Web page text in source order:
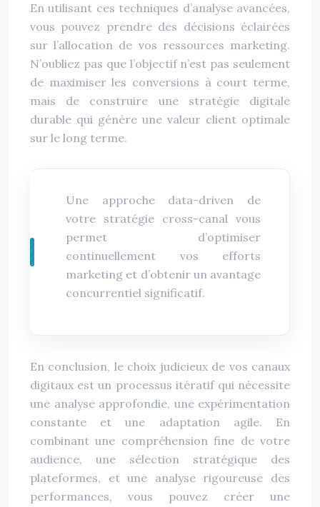
En utilisant ces techniques d’analyse avancées,
vous pouvez prendre des décisions éclairées
sur l’allocation de vos ressources marketing.
N’oubliez pas que l’objectif n’est pas seulement
de maximiser les conversions à court terme,
mais de construire une stratégie digitale
durable qui génère une valeur client optimale
sur le long terme.
Une approche data-driven de
votre stratégie cross-canal vous
permet d’optimiser
continuellement vos efforts
marketing et d’obtenir un avantage
concurrentiel significatif.
En conclusion, le choix judicieux de vos canaux
digitaux est un processus itératif qui nécessite
une analyse approfondie, une expérimentation
constante et une adaptation agile. En
combinant une compréhension fine de votre
audience, une sélection stratégique des
plateformes, et une analyse rigoureuse des
performances, vous pouvez créer une